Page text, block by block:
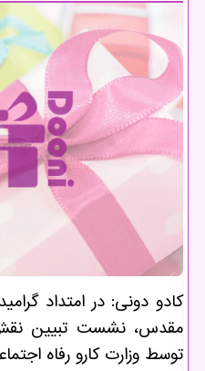
كادو دونی: در امتداد
مقدس، نشست تبیین
توسط وزارت كارو رفاه